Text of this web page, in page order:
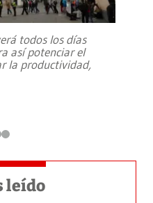
todos los días
así potenciar el
la productividad,
leído